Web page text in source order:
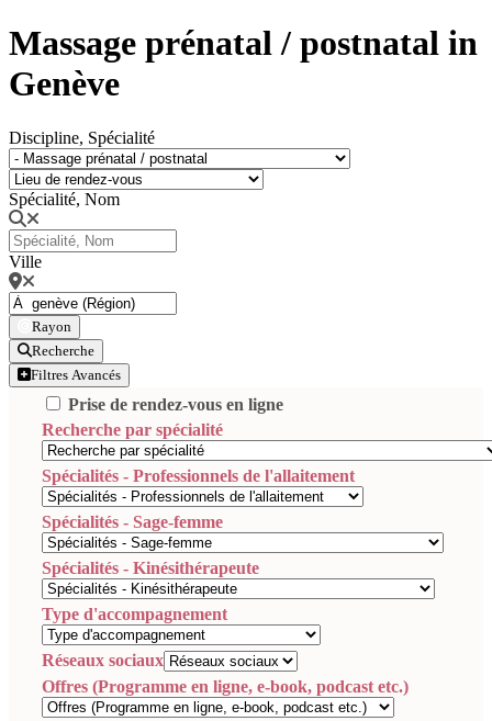
Massage prénatal / postnatal in
Genève
Discipline, Spécialité
Spécialité, Nom
Ville
Rayon
Recherche
Filtres Avancés
Prise de rendez-vous en ligne
Recherche par spécialité
Spécialités - Professionnels de l'allaitement
Spécialités - Sage-femme
Spécialités - Kinésithérapeute
Type d'accompagnement
Réseaux sociaux
Offres (Programme en ligne, e-book, podcast etc.)